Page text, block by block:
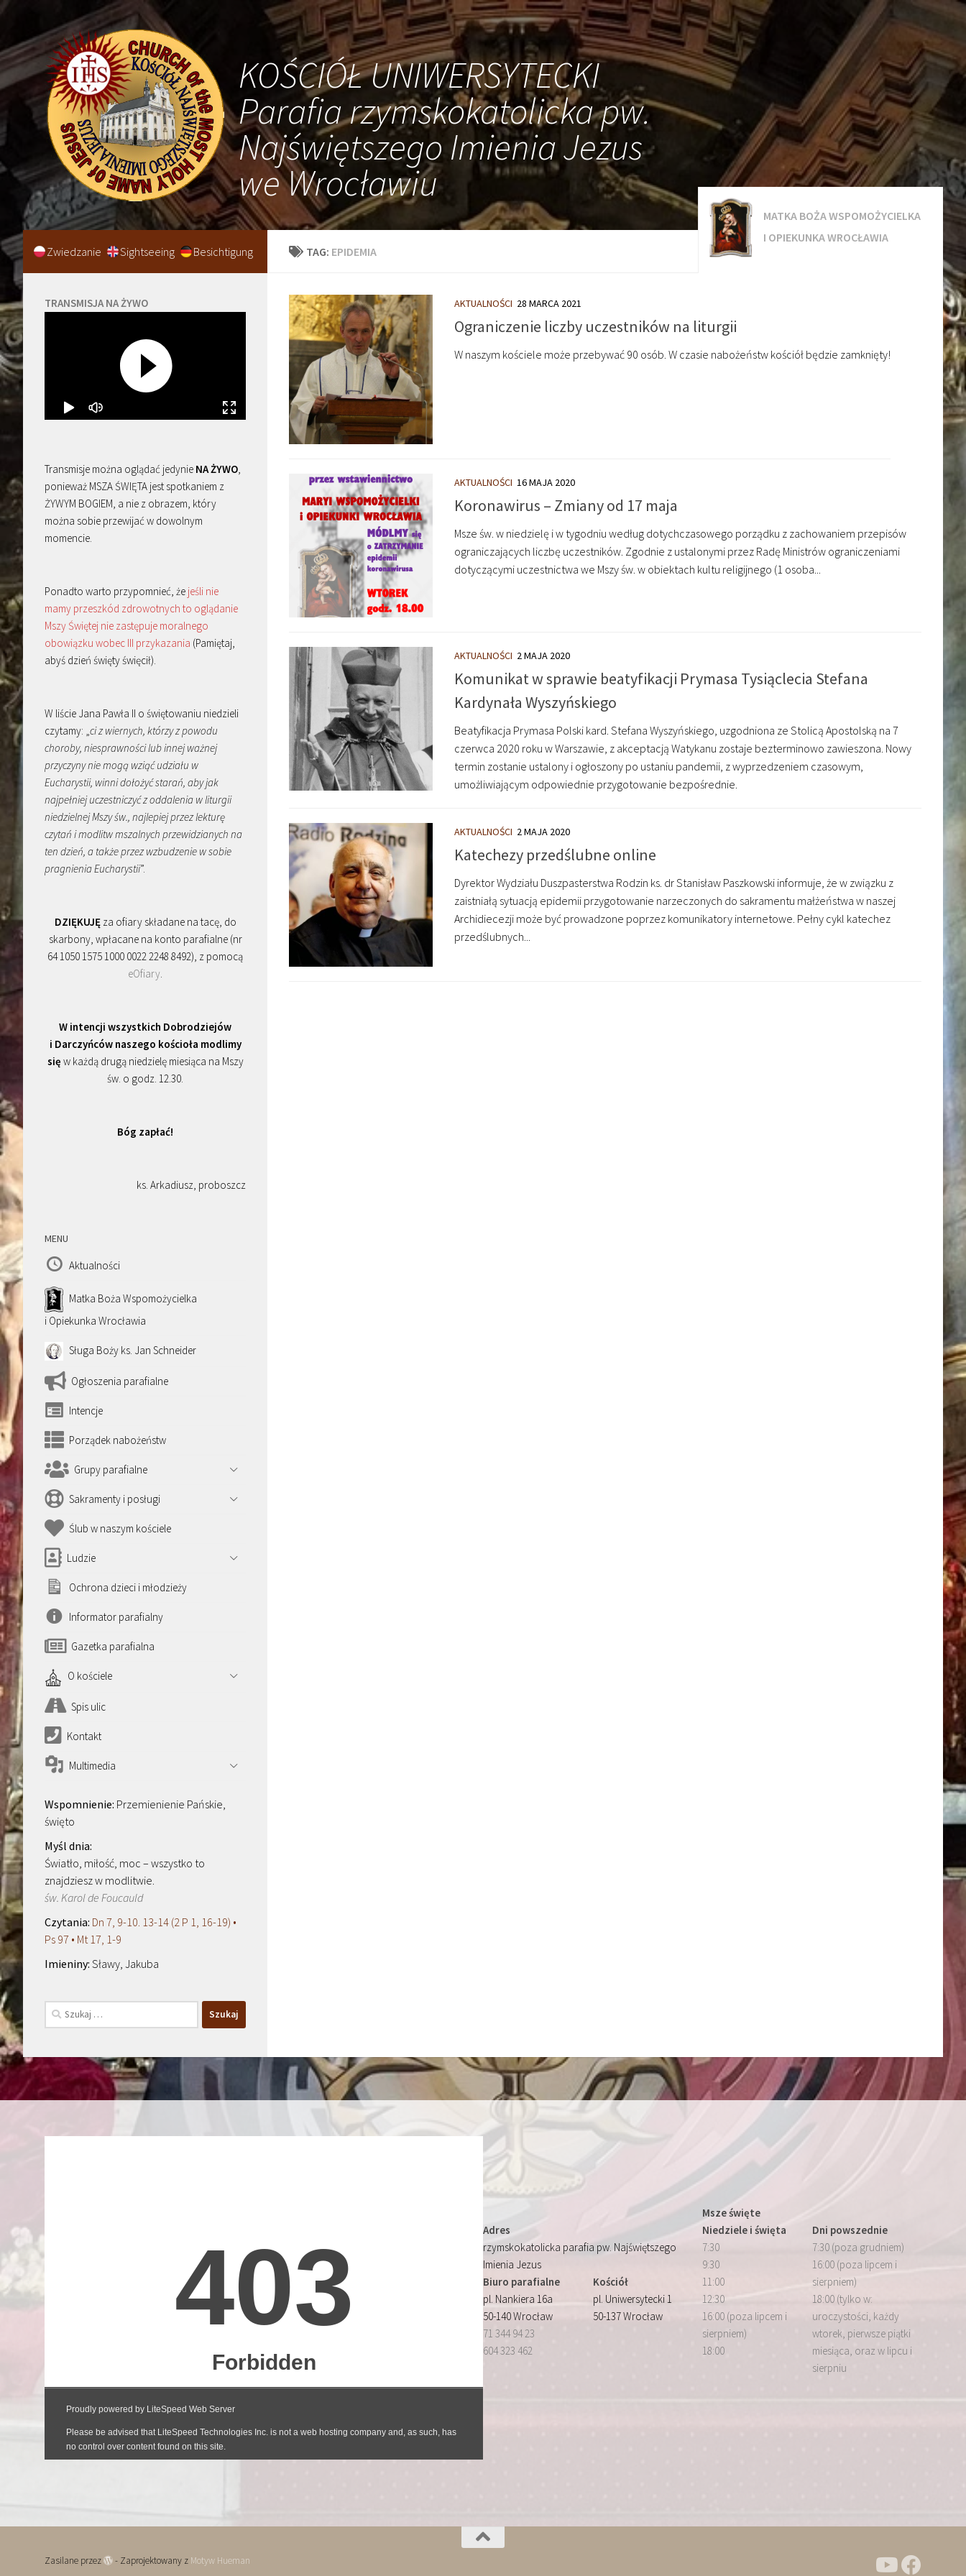
KOŚCIÓŁ UNIWERSYTECKI
Parafia rzymskokatolicka pw.
Najświętszego Imienia Jezus
we Wrocławiu
TAG: EPIDEMIA
MATKA BOŻA WSPOMOŻYCIELKA
I OPIEKUNKA WROCŁAWIA
AKTUALNOŚCI 28 MARCA 2021
Ograniczenie liczby uczestników na liturgii
W naszym kościele może przebywać 90 osób. W czasie nabożeństw kościół będzie zamknięty!
AKTUALNOŚCI 16 MAJA 2020
Koronawirus – Zmiany od 17 maja
Msze św. w niedzielę i w tygodniu według dotychczasowego porządku z zachowaniem przepisów
ograniczających liczbę uczestników. Zgodnie z ustalonymi przez Radę Ministrów ograniczeniami
dotyczącymi uczestnictwa we Mszy św. w obiektach kultu religijnego (1 osoba...
AKTUALNOŚCI 2 MAJA 2020
Komunikat w sprawie beatyfikacji Prymasa Tysiąclecia Stefana
Kardynała Wyszyńskiego
Beatyfikacja Prymasa Polski kard. Stefana Wyszyńskiego, uzgodniona ze Stolicą Apostolską na 7
czerwca 2020 roku w Warszawie, z akceptacją Watykanu zostaje bezterminowo zawieszona. Nowy
termin zostanie ustalony i ogłoszony po ustaniu pandemii, z wyprzedzeniem czasowym,
umożliwiającym odpowiednie przygotowanie bezpośrednie.
AKTUALNOŚCI 2 MAJA 2020
Katechezy przedślubne online
Dyrektor Wydziału Duszpasterstwa Rodzin ks. dr Stanisław Paszkowski informuje, że w związku z
zaistniałą sytuacją epidemii przygotowanie narzeczonych do sakramentu małżeństwa w naszej
Archidiecezji może być prowadzone poprzez komunikatory internetowe. Pełny cykl katechez
przedślubnych...
Zwiedzanie Sightseeing Besichtigung
TRANSMISJA NA ŻYWO
Transmisje można oglądać jedynie NA ŻYWO,
ponieważ MSZA ŚWIĘTA jest spotkaniem z
ŻYWYM BOGIEM, a nie z obrazem, który
można sobie przewijać w dowolnym
momencie.
Ponadto warto przypomnieć, że jeśli nie
mamy przeszkód zdrowotnych to oglądanie
Mszy Świętej nie zastępuje moralnego
obowiązku wobec III przykazania (Pamiętaj,
abyś dzień święty święcił).
W liście Jana Pawła II o świętowaniu niedzieli
czytamy: „ci z wiernych, którzy z powodu
choroby, niesprawności lub innej ważnej
przyczyny nie mogą wziąć udziału w
Eucharystii, winni dołożyć starań, aby jak
najpełniej uczestniczyć z oddalenia w liturgii
niedzielnej Mszy św., najlepiej przez lekturę
czytań i modlitw mszalnych przewidzianych na
ten dzień, a także przez wzbudzenie w sobie
pragnienia Eucharystii”.
DZIĘKUJĘza ofiary składane na tacę, do
skarbony, wpłacane na konto parafialne (nr
64 1050 1575 1000 0022 2248 8492), z pomocą
eOfiary.
W intencji wszystkich Dobrodziejów
i Darczyńców naszego kościoła modlimy
się w każdą drugą niedzielę miesiąca na Mszy
św. o godz. 12.30.
Bóg zapłać!
ks. Arkadiusz, proboszcz
MENU
Aktualności
Matka Boża Wspomożycielka
i Opiekunka Wrocławia
Sługa Boży ks. Jan Schneider
Ogłoszenia parafialne
Intencje
Porządek nabożeństw
Grupy parafialne
Sakramenty i posługi
Ślub w naszym kościele
Ludzie
Ochrona dzieci i młodzieży
Informator parafialny
Gazetka parafialna
O kościele
Spis ulic
Kontakt
Multimedia
Przemienienie Pańskie,
święto
Światło, miłość, moc – wszystko to
znajdziesz w modlitwie.
św. Karol de Foucauld
Dn 7, 9-10. 13-14 (2 P 1, 16-19) •
Ps 97 • Mt 17, 1-9
Sławy, Jakuba
Szukaj:
Adres
rzymskokatolicka parafia pw. Najświętszego
Imienia Jezus
Biuro parafialne
pl. Nankiera 16a
50-140 Wrocław
71 344 94 23
604 323 462
Kościół
pl. Uniwersytecki 1
50-137 Wrocław
Msze święte
Niedziele i święta
7:30
9:30
11:00
12:30
16:00 (poza lipcem i
sierpniem)
18:00
Dni powszednie
7:30 (poza grudniem)
16:00 (poza lipcem i
sierpniem)
18:00 (tylko w:
uroczystości, każdy
wtorek, pierwsze piątki
miesiąca, oraz w lipcu i
sierpniu
Zasilane przez - Zaprojektowany z Motyw Hueman